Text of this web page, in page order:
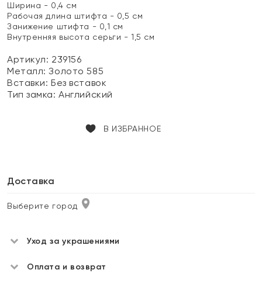
Ширина - 0,4 см
Рабочая длина штифта - 0,5 см
Занижение штифта - 0,1 см
Внутренняя высота серьги - 1,5 см
Артикул: 239156
Металл:Золото 585
Вставки:Без вставок
Тип замка:Английский
В ИЗБРАННОЕ
Доставка
Выберите город
Уход за украшениями
Оплата и возврат